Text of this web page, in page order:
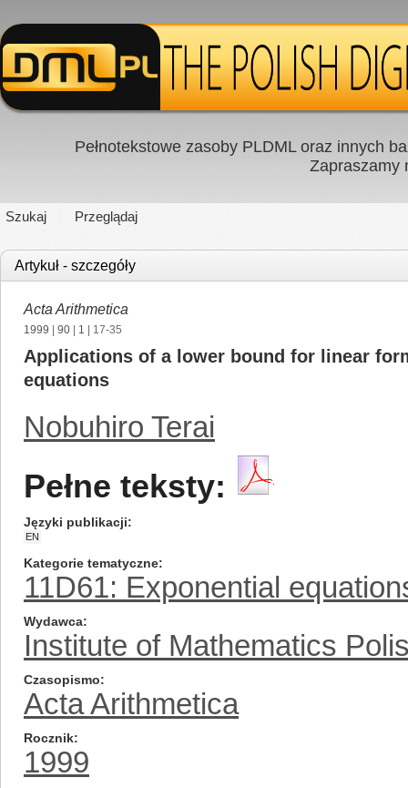
Pełnotekstowe zasoby PLDML oraz innych
Zapraszamy
Szukaj Przeglądaj
Artykuł - szczegóły
Acta Arithmetica
1999 90 1 | 17-35
Applications of a lower bound for linear
equations
Nobuhiro Terai
Pełne teksty:
Języki publikacji
EN
Kategorie tematyczne
11D61: Exponential
Wydawca
Institute of Mathematics
Czasopismo
Acta Arithmetica
Rocznik
1999